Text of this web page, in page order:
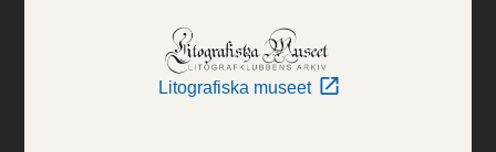
Litografiska museet